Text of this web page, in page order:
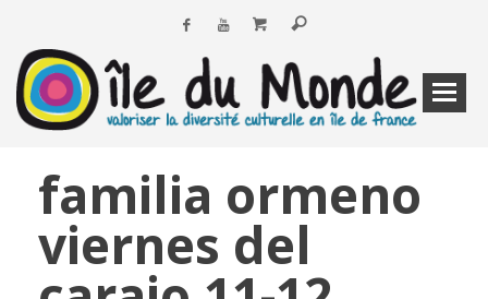
familia ormeno
viernes del